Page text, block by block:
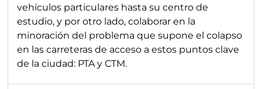
vehículos particulares hasta su centro de
estudio, y por otro lado, colaborar en la
minoración del problema que supone el colapso
en las carreteras de acceso a estos puntos clave
de la ciudad: PTA y CTM.